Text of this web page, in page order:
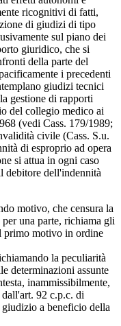
ricognitivi di fatti,
di giudizi di tipo
sul piano dei
giuridico, che si
della parte del
i precedenti
giudizi tecnici
gestione di rapporti
del collegio medico ai
(vedi Cass. 179/1989;
civile (Cass. S.u.
di esproprio ad opera
si attua in ogni caso
debitore dell'indennità
motivo, che censura la
una parte, richiama gli
primo motivo in ordine
la peculiarità
determinazioni assunte
inammissibilmente,
92 c.p.c. di
giudizio a beneficio della